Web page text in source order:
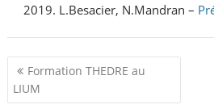
2019. L.Besacier, N.Mandran –
P
o
Formation THEDRE au
LIUM